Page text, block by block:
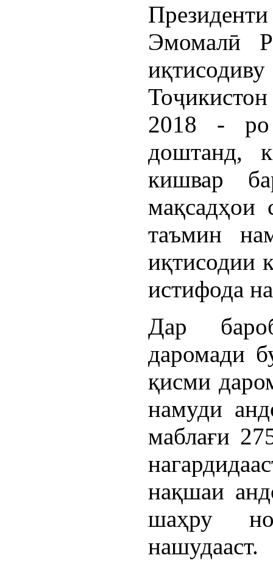
Эмомалӣ
2018 - ро
доштанд,
кишвар
мақсадҳои
таъмин
иқтисодии
истифода
Дар
даромади
қисми
намуди
маблағи
нақшаи
шаҳру
нашудааст.